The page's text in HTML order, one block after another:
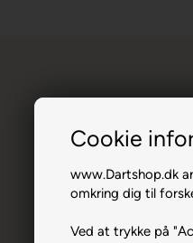
Cookie
www.Dartshop.dk
omkring dig til
Ved at trykke på